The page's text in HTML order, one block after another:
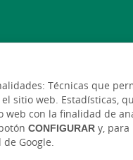
Técnicas que
sitio web. Estadísticas,
con la finalidad de
CONFIGURAR y, para
Google.
legal